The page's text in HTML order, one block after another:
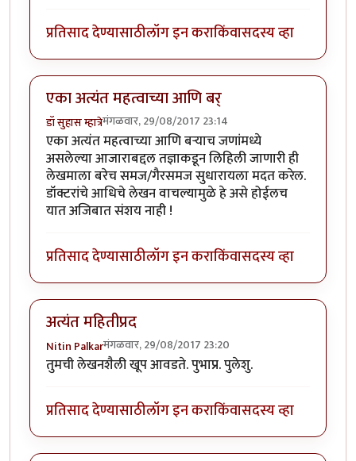
प्रतिसाद देण्यासाठीलॉग इन कराकिंवासदस्य व्हा
एका अत्यंत महत्वाच्या आणि बर्
डॉ सुहास म्हात्रेमंगळवार, 29/08/2017 23:14
एका अत्यंत महत्वाच्या आणि बर्‍याच जणांमध्ये
असलेल्या आजाराबद्दल तज्ञाकडून लिहिली जाणारी ही
लेखमाला बरेच समज/गैरसमज सुधारायला मदत करेल.
डॉक्टरांचे आधिचे लेखन वाचल्यामुळे हे असे होईलच
यात अजिबात संशय नाही !
प्रतिसाद देण्यासाठीलॉग इन कराकिंवासदस्य व्हा
अत्यंत महितीप्रद
Nitin Palkarमंगळवार, 29/08/2017 23:20
तुमची लेखनशैली खूप आवडते. पुभाप्र. पुलेशु.
प्रतिसाद देण्यासाठीलॉग इन कराकिंवासदस्य व्हा